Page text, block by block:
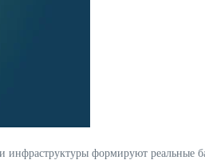
инфраструктуры формируют реальные